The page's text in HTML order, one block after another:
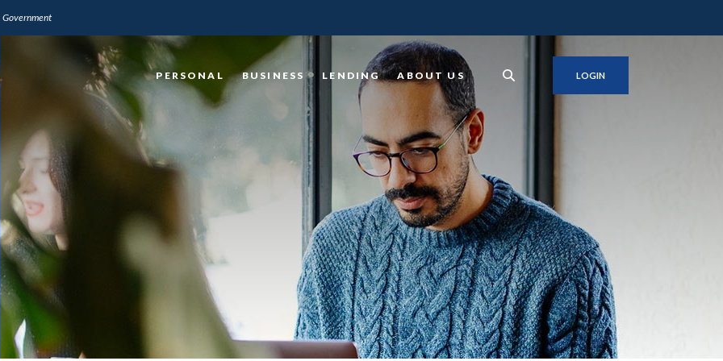
Government
PERSONAL BUSINESS LENDING ABOUT US LOGIN